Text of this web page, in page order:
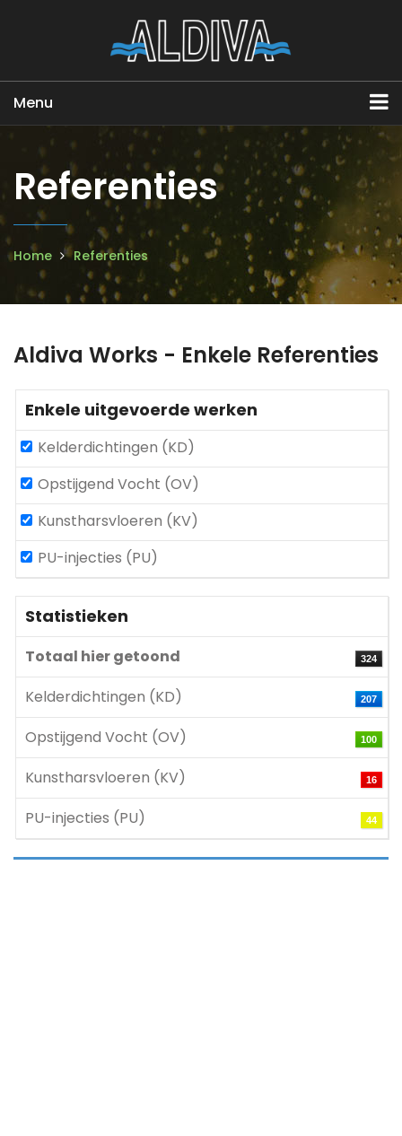
Menu
Referenties
Home Referenties
Aldiva Works - Enkele Referenties
Enkele uitgevoerde werken
Kelderdichtingen (KD)
Opstijgend Vocht (OV)
Kunstharsvloeren (KV)
PU-injecties (PU)
Statistieken
Totaal hier getoond 324
Kelderdichtingen (KD) 207
Opstijgend Vocht (OV) 100
Kunstharsvloeren (KV) 16
PU-injecties (PU) 44